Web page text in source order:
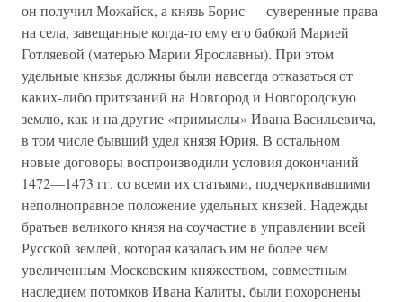
он получил Можайск, а князь Борис — суверенные права
на села, завещанные когда-то ему его бабкой Марией
Готляевой (матерью Марии Ярославны). При этом
удельные князья должны были навсегда отказаться от
каких-либо притязаний на Новгород и Новгородскую
землю, как и на другие «примыслы» Ивана Васильевича,
в том числе бывший удел князя Юрия. В остальном
новые договоры воспроизводили условия докончаний
1472—1473 гг. со всеми их статьями, подчеркивавшими
неполноправное положение удельных князей. Надежды
братьев великого князя на соучастие в управлении всей
Русской землей, которая казалась им не более чем
увеличенным Московским княжеством, совместным
наследием потомков Ивана Калиты, были похоронены